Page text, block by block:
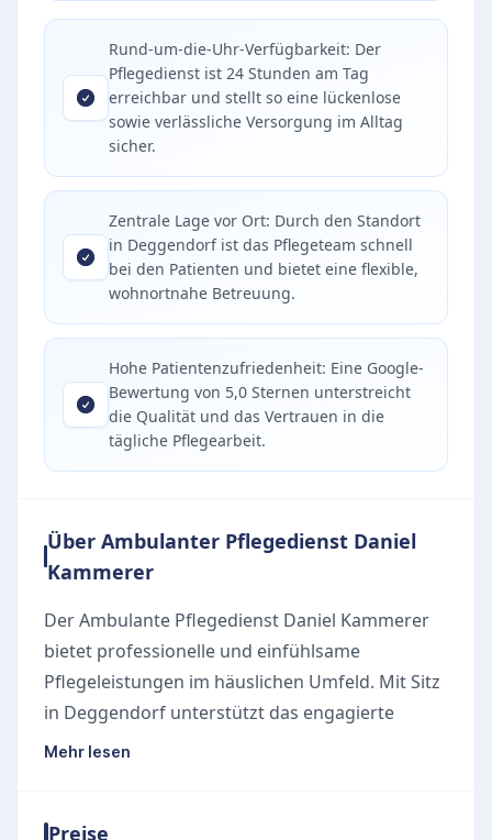
Rund-um-die-Uhr-Verfügbarkeit: Der
Pflegedienst ist 24 Stunden am Tag
erreichbar und stellt so eine lückenlose
sowie verlässliche Versorgung im Alltag
sicher.
Zentrale Lage vor Ort: Durch den Standort
in Deggendorf ist das Pflegeteam schnell
bei den Patienten und bietet eine flexible,
wohnortnahe Betreuung.
Hohe Patientenzufriedenheit: Eine Google-
Bewertung von 5,0 Sternen unterstreicht
die Qualität und das Vertrauen in die
tägliche Pflegearbeit.
Über Ambulanter Pflegedienst Daniel
Kammerer
Der Ambulante Pflegedienst Daniel Kammerer
bietet professionelle und einfühlsame
Pflegeleistungen im häuslichen Umfeld. Mit Sitz
in Deggendorf unterstützt das engagierte
Pflegeteam pflegebedürftige Menschen dabei,
Mehr lesen
Preise